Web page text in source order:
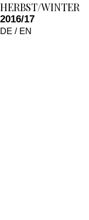
HERBST/WINTER
2016/17
DE / EN